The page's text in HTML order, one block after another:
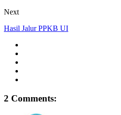
Next
Hasil Jalur PPKB UI
2 Comments: